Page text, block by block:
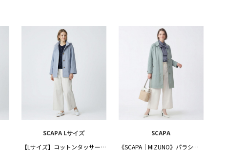
SCAPA Lサイズ
【Lサイズ】コットンタッサーコート
SCAPA
《SCAPA｜MIZUNO》パラシュートコート